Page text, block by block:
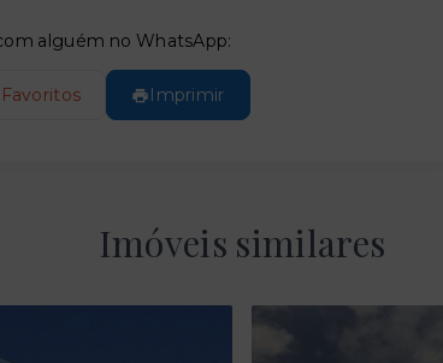
alguém no WhatsApp:
Imprimir
Imóveis similares